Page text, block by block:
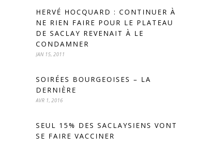
HERVÉ HOCQUARD : CONTINUER À
NE RIEN FAIRE POUR LE PLATEAU
DE SACLAY REVENAIT À LE
CONDAMNER
JAN 15, 2011
SOIRÉES BOURGEOISES – LA
DERNIÈRE
AVR 1, 2016
SEUL 15% DES SACLAYSIENS VONT
SE FAIRE VACCINER